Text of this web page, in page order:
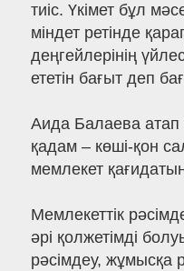
тиіс. Үкімет бұл
міндет ретінде
деңгейлерінің
ететін бағыт деп
Аида Балаева
қадам – көші-қон
мемлекет
Мемлекеттік
әрі қолжетімді
рәсімдеу, жұмысқа